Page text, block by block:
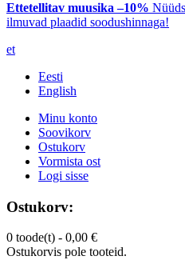
Ettetellitav muusika –10%
ilmuvad plaadid soodushinnaga!
et
Eesti
English
Minu konto
Soovikorv
Ostukorv
Vormista ost
Logi sisse
Ostukorv:
0 toode(t) - 0,00 €
Ostukorvis pole tooteid.